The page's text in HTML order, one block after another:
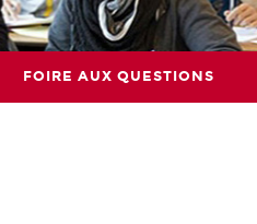
FOIRE AUX QUESTIONS